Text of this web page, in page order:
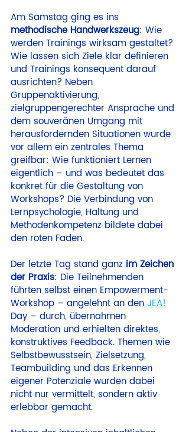
Am Samstag ging es ins
methodische Handwerkszeug: Wie
werden Trainings wirksam gestaltet?
Wie lassen sich Ziele klar definieren
und Trainings konsequent darauf
ausrichten? Neben
Gruppenaktivierung,
zielgruppengerechter Ansprache und
dem souveränen Umgang mit
herausfordernden Situationen wurde
vor allem ein zentrales Thema
greifbar: Wie funktioniert Lernen
eigentlich – und was bedeutet das
konkret für die Gestaltung von
Workshops? Die Verbindung von
Lernpsychologie, Haltung und
Methodenkompetenz bildete dabei
den roten Faden.
Der letzte Tag stand ganz im Zeichen
der Praxis: Die Teilnehmenden
führten selbst einen Empowerment-
Workshop – angelehnt an den JEA!
Day – durch, übernahmen
Moderation und erhielten direktes,
konstruktives Feedback. Themen wie
Selbstbewusstsein, Zielsetzung,
Teambuilding und das Erkennen
eigener Potenziale wurden dabei
nicht nur vermittelt, sondern aktiv
erlebbar gemacht.